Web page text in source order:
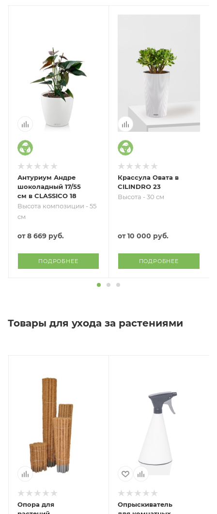
Антуриум Андре
шоколадный 17/55
см в CLASSICO 18
Высота композиции - 55
см
от8 669 руб.
ПОДРОБНЕЕ
Крассула Овата в
CILINDRO 23
Высота - 30 см
от10 000 руб.
ПОДРОБНЕЕ
Товары для ухода за растениями
Опора для
Опрыскиватель